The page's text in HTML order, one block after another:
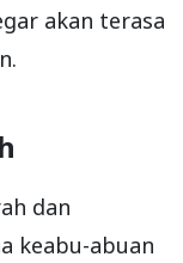
akan terasa
dan
keabu-abuan